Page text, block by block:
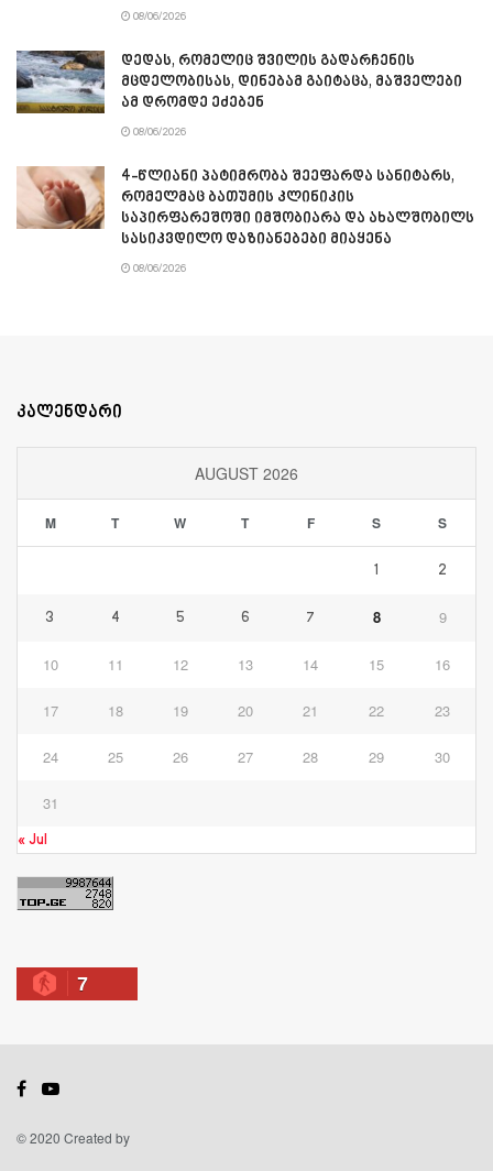
08/06/2026
დედას, რომელიც შვილის გადარჩენის
მცდელობისას, დინებამ გაიტაცა, მაშველები
ამ დრომდე ეძებენ
08/06/2026
4-წლიანი პატიმრობა შეეფარდა სანიტარს,
რომელმაც ბათუმის კლინიკის
საპირფარეშოში იმშობიარა და ახალშობილს
სასიკვდილო დაზიანებები მიაყენა
08/06/2026
კალენდარი
AUGUST 2026
M T W T F S S
1 2
3 4 5 6 7 8 9
10 11 12 13 14 15 16
17 18 19 20 21 22 23
24 25 26 27 28 29 30
31
« Jul
7
© 2020 Created by